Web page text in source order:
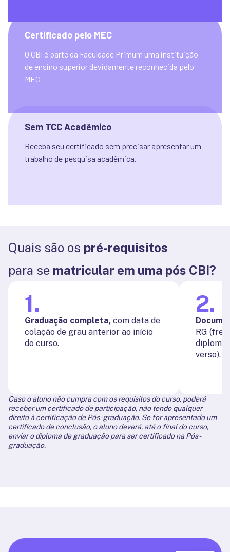
Certificado pelo MEC
O CBI é parte da Faculdade Primum uma instituição
de ensino superior devidamente reconhecida pelo
MEC
Sem TCC Acadêmico
Receba seu certificado sem precisar apresentar um
trabalho de pesquisa acadêmica.
Quais são os pré-requisitos
para se matricular em uma pós CBI?
1.
Graduação completa, com data de
colação de grau anterior ao início
do curso.
2.
RG
diploma
verso).
Caso o aluno não cumpra com os requisitos do curso, poderá
receber um certificado de participação, não tendo qualquer
direito à certificação de Pós-graduação. Se for apresentado um
certificado de conclusão, o aluno deverá, até o final do curso,
enviar o diploma de graduação para ser certificado na Pós-
graduação.